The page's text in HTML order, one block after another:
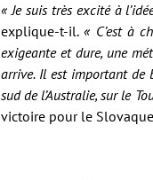
« Je suis très excité à
explique-t-il.« C’est à
exigeante et dure, une
arrive. Il est important de
sud de l’Australie, sur le
victoire pour le